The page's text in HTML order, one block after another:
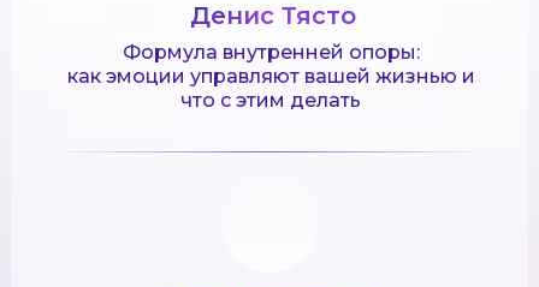
Денис Тясто
Формула внутренней опоры:
как эмоции управляют вашей жизнью и
что с этим делать